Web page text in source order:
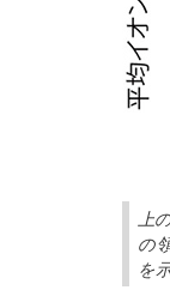
上
の
を